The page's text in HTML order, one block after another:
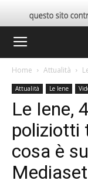
Home Attualità
Attualità Le Iene
Le Iene,
poliziotti
cosa è
Mediaset